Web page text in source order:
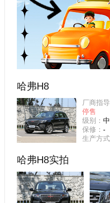
哈弗H8
厂商指导
停售
级别：
保修： -
生产方式
哈弗H8实拍